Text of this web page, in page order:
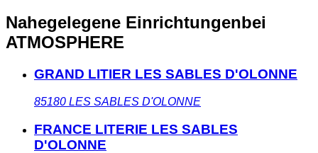
Nahegelegene Einrichtungenbei
ATMOSPHERE
GRAND LITIER LES SABLES D'OLONNE
85180 LES SABLES D'OLONNE
FRANCE LITERIE LES SABLES
D'OLONNE